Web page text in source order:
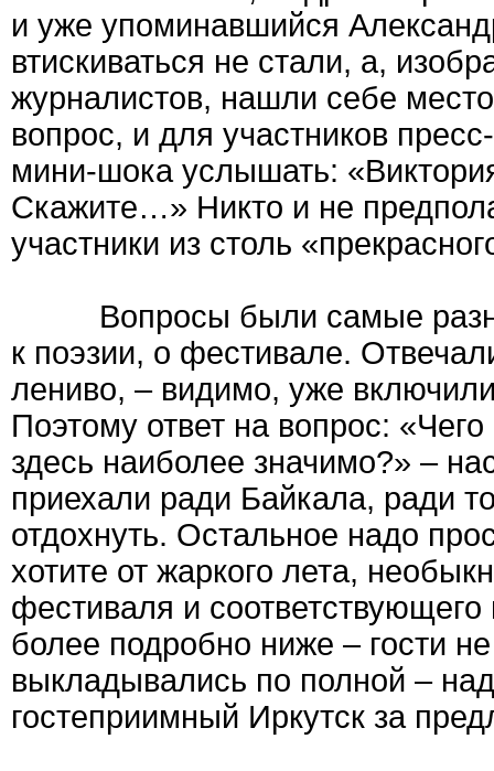
и уже упоминавшийся
втискиваться не стали, а,
журналистов, нашли себе
вопрос, и для участников
мини-шока услышать:
Скажите…» Никто и не
участники из столь
Вопросы были самые
к поэзии, о фестивале.
лениво, – видимо, уже
Поэтому ответ на вопрос:
здесь наиболее значимо?» –
приехали ради Байкала, ради
отдохнуть. Остальное надо
хотите от жаркого лета,
фестиваля и
более подробно ниже – гости
выкладывались по полной –
гостеприимный Иркутск за